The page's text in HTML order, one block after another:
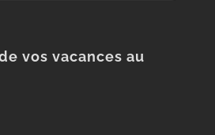
vos vacances au